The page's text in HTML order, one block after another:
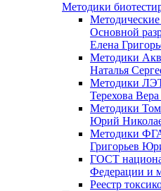
Методики
Основной
Елена
Методики
Наталья
Методики
Терехова
Методики
Юрий
Методики
Григорьев
ГОСТ
Федерации и
Реестр